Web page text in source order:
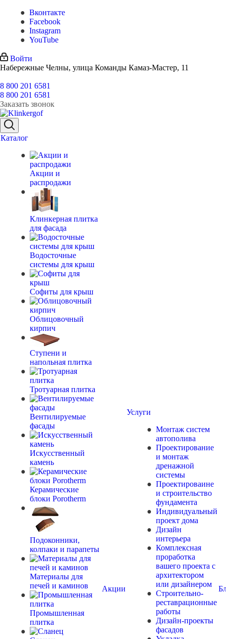
Вконтакте
Facebook
Instagram
YouTube
Войти
Набережные Челны, улица Команды Камаз-Мастер, 11
8 800 201 6581
8 800 201 6581
Заказать звонок
Каталог
Акции и
распродажи
Клинкерная плитка
для фасада
Водосточные
системы для крыш
Софиты для крыш
Облицовочный
кирпич
Ступени и
напольная плитка
Тротуарная плитка
Вентилируемые
фасады
Искусственный
камень
Керамические
блоки Porotherm
Подоконники,
колпаки и парапеты
Материалы для
печей и каминов
Промышленная
плитка
Акции
Услуги
Монтаж систем
автополива
Проектирование
и монтаж
дренажной
системы
Проектироваине
и строительство
фундамента
Индивидуальный
проект дома
Дизайн
интерьера
Комплексная
проработка
вашего проекта с
архитектором
или дизайнером
Строительно-
реставрационные
работы
Дизайн-проекты
фасадов